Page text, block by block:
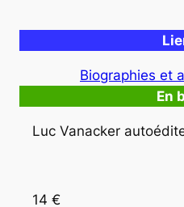
Biographies et
En
Luc Vanacker
14 €